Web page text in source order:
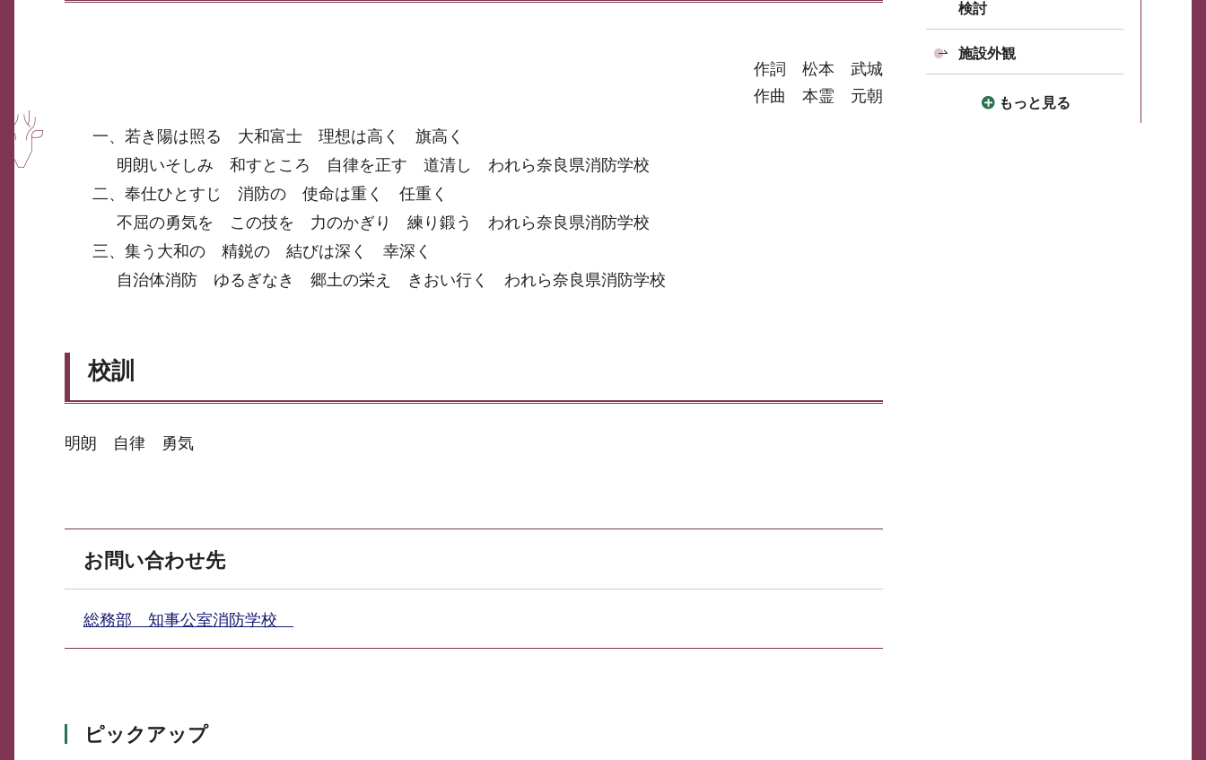
作詞 松本 武城
作曲 本霊 元朝
一、若き陽は照る 大和富士 理想は高く 旗高く
明朗いそしみ 和すところ 自律を正す 道清し われら奈良県消防学校
二、奉仕ひとすじ 消防の 使命は重く 任重く
不屈の勇気を この技を 力のかぎり 練り鍛う われら奈良県消防学校
三、集う大和の 精鋭の 結びは深く 幸深く
自治体消防 ゆるぎなき 郷土の栄え きおい行く われら奈良県消防学校
校訓
明朗 自律 勇気
お問い合わせ先
総務部 知事公室消防学校
検討
施設外観
もっと見る
ピックアップ